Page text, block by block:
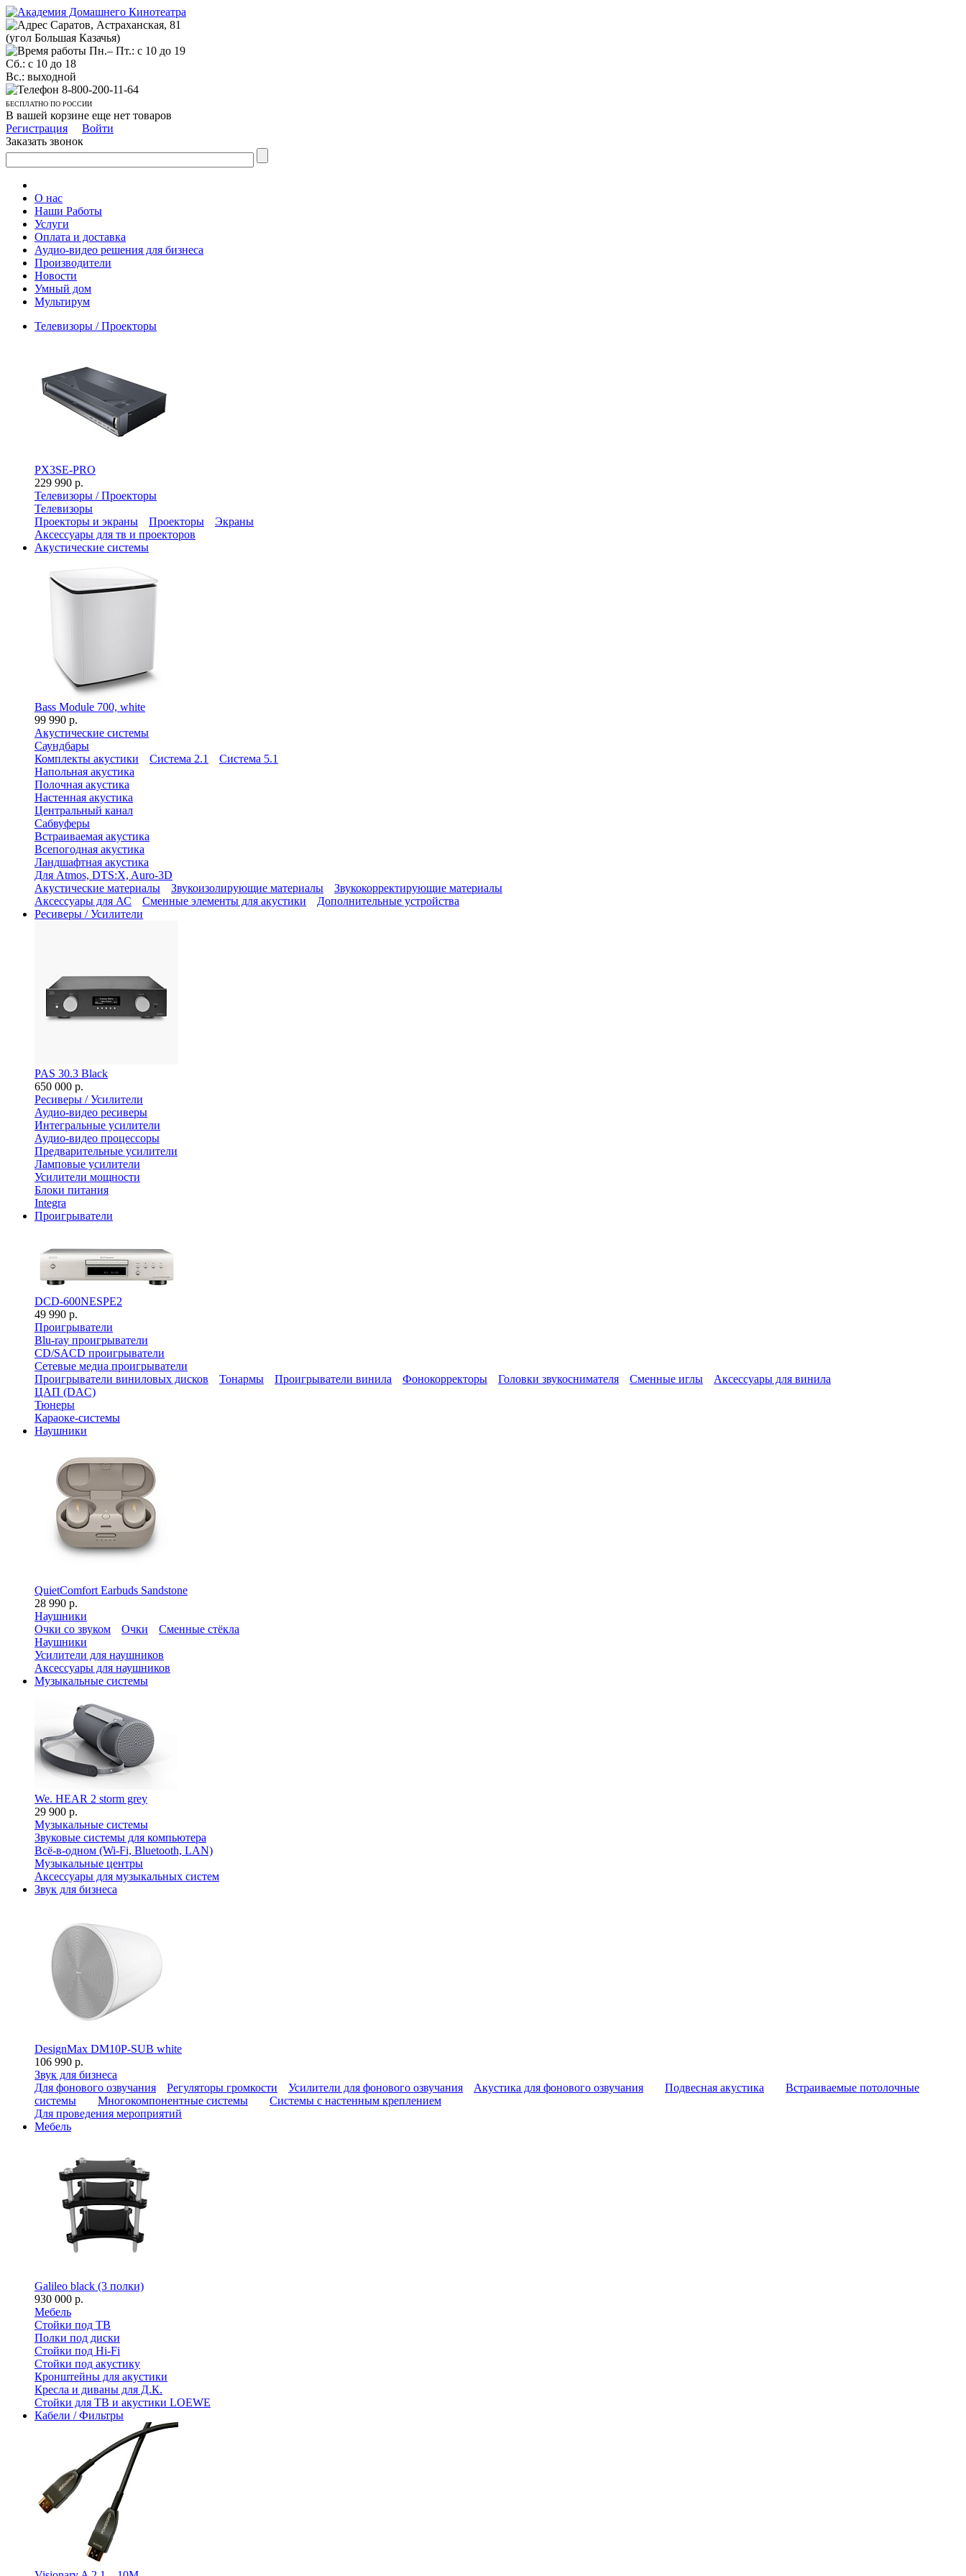
Саратов, Астраханская, 81
(угол Большая Казачья)
Пн.– Пт.: с 10 до 19
Сб.: с 10 до 18
Вс.: выходной
8-800-200-11-64
БЕСПЛАТНО ПО РОССИИ
В вашей корзине еще нет товаров
Регистрация
Войти
Заказать звонок
О нас
Наши Работы
Услуги
Оплата и доставка
Аудио-видео решения для бизнеса
Производители
Новости
Умный дом
Мультирум
Телевизоры / Проекторы
PX3SE-PRO
229 990 р.
Телевизоры / Проекторы
Телевизоры
Проекторы и экраны
Проекторы
Экраны
Аксессуары для тв и проекторов
Акустические системы
Bass Module 700, white
99 990 р.
Акустические системы
Саундбары
Комплекты акустики
Система 2.1
Система 5.1
Напольная акустика
Полочная акустика
Настенная акустика
Центральный канал
Сабвуферы
Встраиваемая акустика
Всепогодная акустика
Ландшафтная акустика
Для Atmos, DTS:X, Auro-3D
Акустические материалы
Звукоизолирующие материалы
Звукокорректирующие материалы
Аксессуары для АС
Сменные элементы для акустики
Дополнительные устройства
Ресиверы / Усилители
PAS 30.3 Black
650 000 р.
Ресиверы / Усилители
Аудио-видео ресиверы
Интегральные усилители
Аудио-видео процессоры
Предварительные усилители
Ламповые усилители
Усилители мощности
Блоки питания
Integra
Проигрыватели
DCD-600NESPE2
49 990 р.
Проигрыватели
Blu-ray проигрыватели
CD/SACD проигрыватели
Сетевые медиа проигрыватели
Проигрыватели виниловых дисков
Тонармы Проигрыватели винила Фонокорректоры Головки звукоснимателя Сменные иглы
Аксессуары для винила
ЦАП (DAC)
Тюнеры
Караоке-системы
Наушники
QuietComfort Earbuds Sandstone
28 990 р.
Наушники
Очки со звуком
Очки
Сменные стёкла
Наушники
Усилители для наушников
Аксессуары для наушников
Музыкальные системы
We. HEAR 2 storm grey
29 900 р.
Музыкальные системы
Звуковые системы для компьютера
Всё-в-одном (Wi-Fi, Bluetooth, LAN)
Музыкальные центры
Аксессуары для музыкальных систем
Звук для бизнеса
DesignMax DM10P-SUB white
106 990 р.
Звук для бизнеса
Для фонового озвучания
Регуляторы громкости Усилители для фонового озвучания Акустика для фонового озвучания Подвесная акустика
Встраиваемые потолочные
системы
Многокомпонентные системы
Системы с настенным креплением
Для проведения мероприятий
Мебель
Galileo black (3 полки)
930 000 р.
Мебель
Стойки под ТВ
Полки под диски
Стойки под Hi-Fi
Стойки под акустику
Кронштейны для акустики
Кресла и диваны для Д.К.
Стойки для ТВ и акустики LOEWE
Кабели / Фильтры